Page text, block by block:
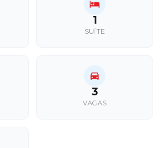
1
SUÍTE
3
VAGAS